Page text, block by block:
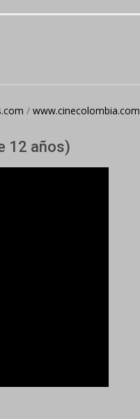
/ www.cinecolombia.com
12 años)